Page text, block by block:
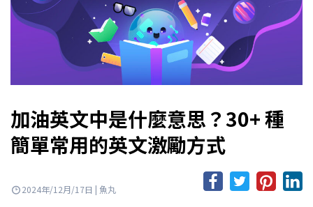
加油英文中是什麼意思？30+ 種
簡單常用的英文激勵方式
2024年/12月/17日 | 魚丸